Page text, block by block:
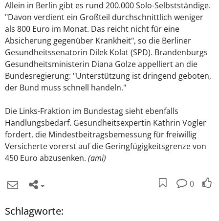
Allein in Berlin gibt es rund 200.000 Solo-Selbstständige.
"Davon verdient ein Großteil durchschnittlich weniger
als 800 Euro im Monat. Das reicht nicht für eine
Absicherung gegenüber Krankheit", so die Berliner
Gesundheitssenatorin Dilek Kolat (SPD). Brandenburgs
Gesundheitsministerin Diana Golze appelliert an die
Bundesregierung: "Unterstützung ist dringend geboten,
der Bund muss schnell handeln."
Die Links-Fraktion im Bundestag sieht ebenfalls
Handlungsbedarf. Gesundheitsexpertin Kathrin Vogler
fordert, die Mindestbeitragsbemessung für freiwillig
Versicherte vorerst auf die Geringfügigkeitsgrenze von
450 Euro abzusenken. (ami)
0
Schlagworte: